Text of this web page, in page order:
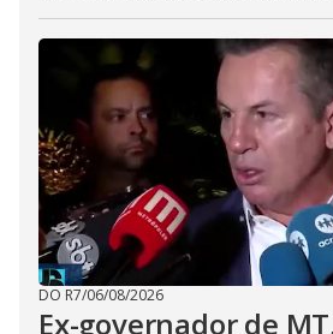
DO R7/06/08/2026
Ex-governador de